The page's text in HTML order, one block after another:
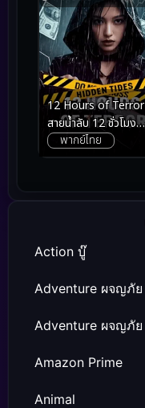
12 Hours of Terror
สายน้ำลับ 12 ชั่วโมง
หลอน (2025)
พากย์ไทย
Action บู๊
Adventure ผจญภัย
Adventure ผจญภัย
Amazon Prime
Animal